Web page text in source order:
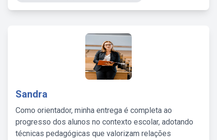
Sandra
Como orientador, minha entrega é completa ao
progresso dos alunos no contexto escolar, adotando
técnicas pedagógicas que valorizam relações